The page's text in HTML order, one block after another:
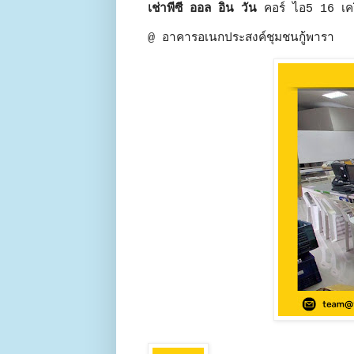
เช่าพีซี ออล อิน วัน คอร์ ไอ5 16 เค
@ อาคารอเนกประสงค์ชุมชนกู้พารา